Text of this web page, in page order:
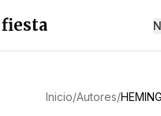
Inicio/Autores/